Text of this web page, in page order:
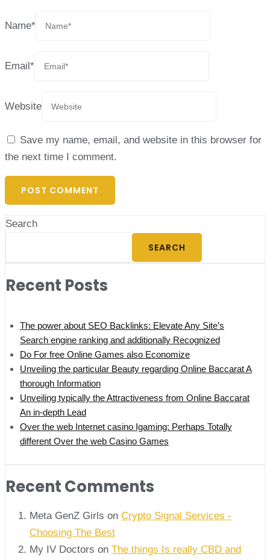
Name*
Email *
Website
Save my name, email, and website in this browser for
the next time I comment.
Search
SEARCH
Recent Posts
The power about SEO Backlinks: Elevate Any Site’s
Search engine ranking and additionally Recognized
Do For free Online Games also Economize
Unveiling the particular Beauty regarding Online Baccarat A
thorough Information
Unveiling typically the Attractiveness from Online Baccarat
An in-depth Lead
Over the web Internet casino Igaming: Perhaps Totally
different Over the web Casino Games
Recent Comments
Meta GenZ Girls on Crypto Signal Services -
Choosing The Best
My IV Doctors on The things Is really CBD and